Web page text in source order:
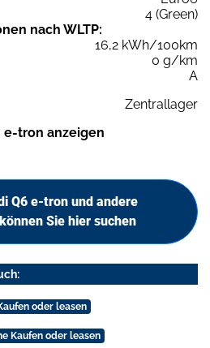
4 (Green)
nach WLTP:
16,2 kWh/100km
0 g/km
A
Zentrallager
e-tron anzeigen
Q6 e-tron und andere
Sie hier suchen
oder leasen
Kaufen oder leasen